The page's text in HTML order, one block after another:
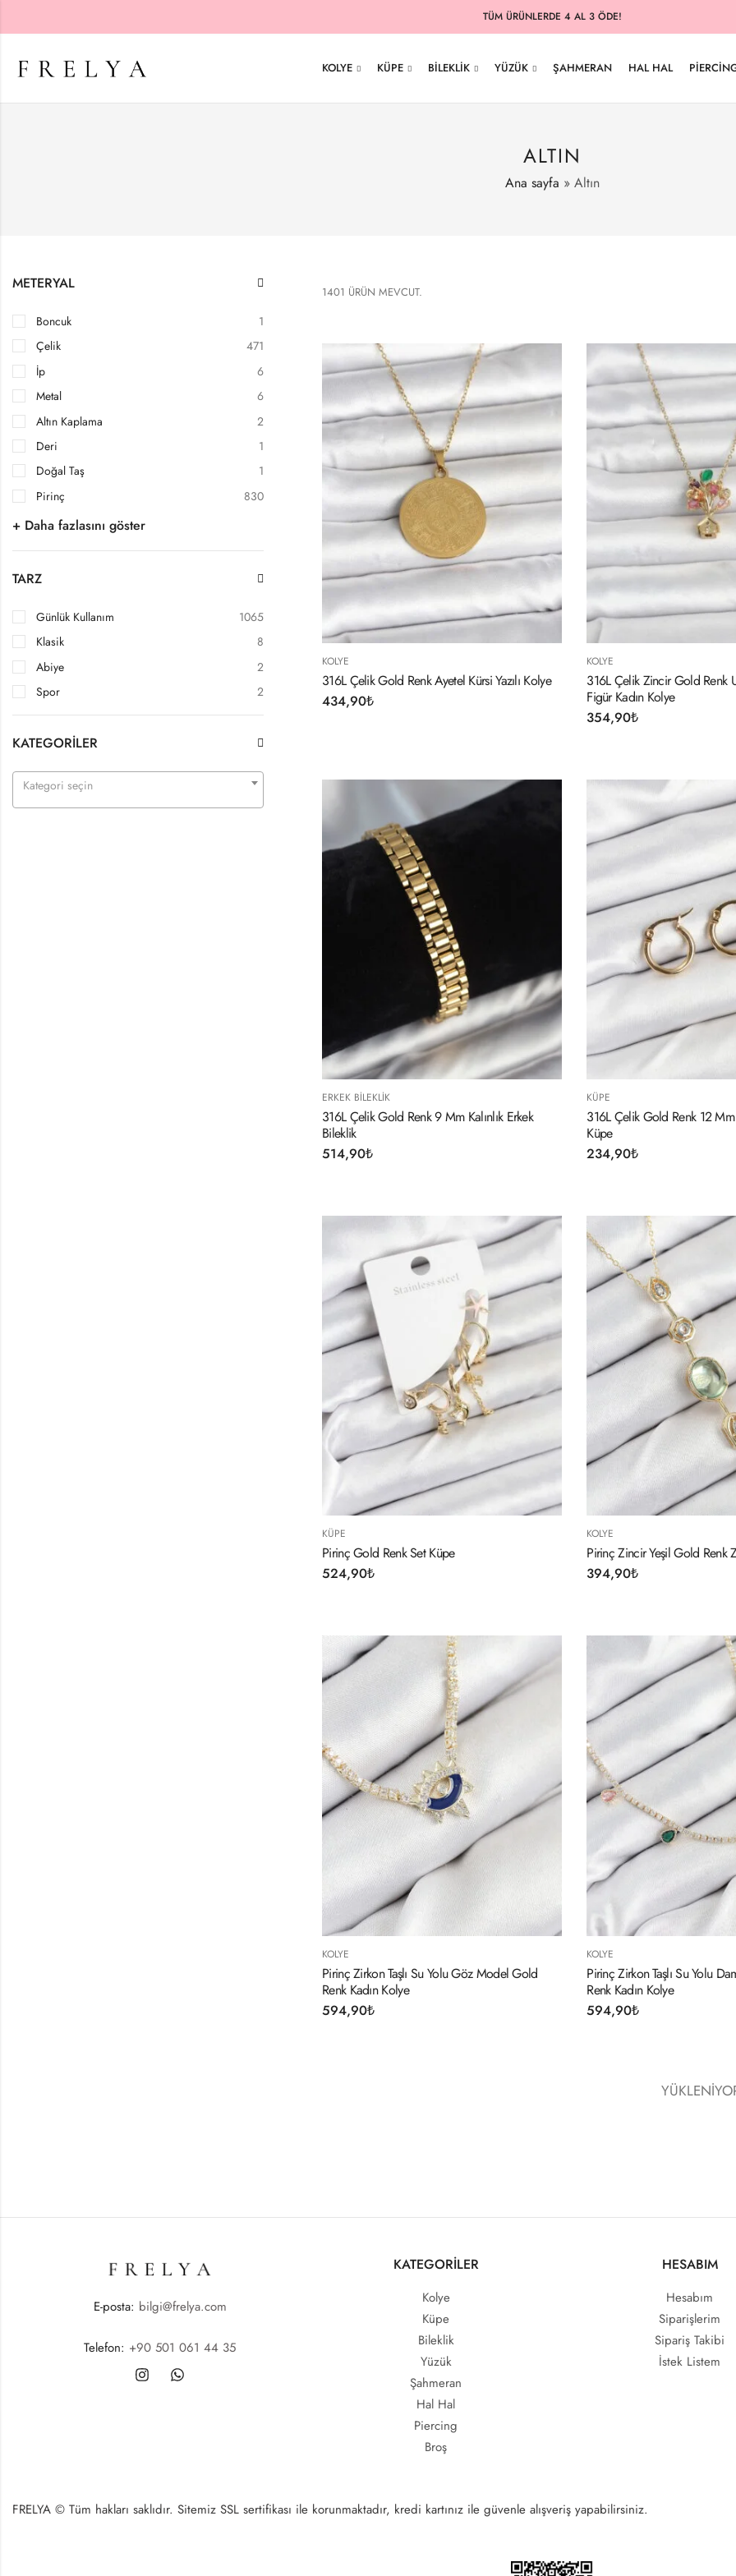
TÜM ÜRÜNLERDE 4 AL 3 ÖDE!
KOLYE KÜPE BILEKLIK YÜZÜK ŞAHMERAN HAL HAL
ALTIN
Ana sayfa » Altın
1401 ÜRÜN MEVCUT.
KOLYE
316L Çelik Gold Renk Ayetel Kürsi Yazılı Kolye
434,90₺
KOLYE
316L Çelik Zincir Gold Renk
Figür Kadın Kolye
354,90₺
ERKEK BILEKLIK
316L Çelik Gold Renk 9 Mm Kalınlık Erkek
Bileklik
514,90₺
KÜPE
316L Çelik Gold Renk 12
Küpe
234,90₺
KÜPE
Pirinç Gold Renk Set Küpe
524,90₺
KOLYE
Pirinç Zincir Yeşil Gold Renk
394,90₺
KOLYE
Pirinç Zirkon Taşlı Su Yolu Göz Model Gold
Renk Kadın Kolye
594,90₺
KOLYE
Pirinç Zirkon Taşlı Su Yolu
Renk Kadın Kolye
594,90₺
METERYAL
Boncuk
1
Çelik
471
İp
6
Metal
6
Altın Kaplama
2
Deri
1
Doğal Taş
1
Pirinç
830
+ Daha fazlasını göster
TARZ
Günlük Kullanım
1065
Klasik
8
Abiye
2
Spor
2
KATEGORILER
Kategori seçin
E-posta: bilgi@frelya.com
Telefon: +90 501 061 44 35
KATEGORİLER
Kolye
Küpe
Bileklik
Yüzük
Şahmeran
Hal Hal
Piercing
Broş
HESABIM
Hesabım
Siparişlerim
Sipariş Takibi
İstek Listem
FRELYA © Tüm hakları saklıdır. Sitemiz SSL sertifikası ile korunmaktadır, kredi kartınız ile güvenle alışveriş yapabilirsiniz.